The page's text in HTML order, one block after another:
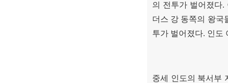
의 전투가 벌어졌다.
더스 강 동쪽의 왕국
투가 벌어졌다. 인도
중세 인도의 북서부